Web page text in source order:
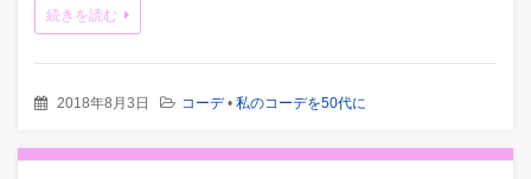
続きを読む
2018年8月3日 コーデ• 私のコーデを50代に